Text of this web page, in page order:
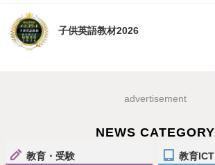
子供英語教材2026
advertisement
NEWS CATEGORY
教育・受験 教育ICT